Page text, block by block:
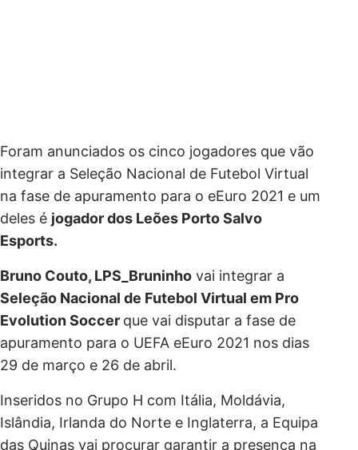
Foram anunciados os cinco jogadores que vão
integrar a Seleção Nacional de Futebol Virtual
na fase de apuramento para o eEuro 2021 e um
deles é jogador dos Leões Porto Salvo
Esports.
Bruno Couto, LPS_Bruninho vai integrar a
Seleção Nacional de Futebol Virtual em Pro
Evolution Soccer que vai disputar a fase de
apuramento para o UEFA eEuro 2021 nos dias
29 de março e 26 de abril.
Inseridos no Grupo H com Itália, Moldávia,
Islândia, Irlanda do Norte e Inglaterra, a Equipa
das Quinas vai procurar garantir a presença na